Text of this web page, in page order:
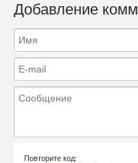
Добавление
Повторите код: